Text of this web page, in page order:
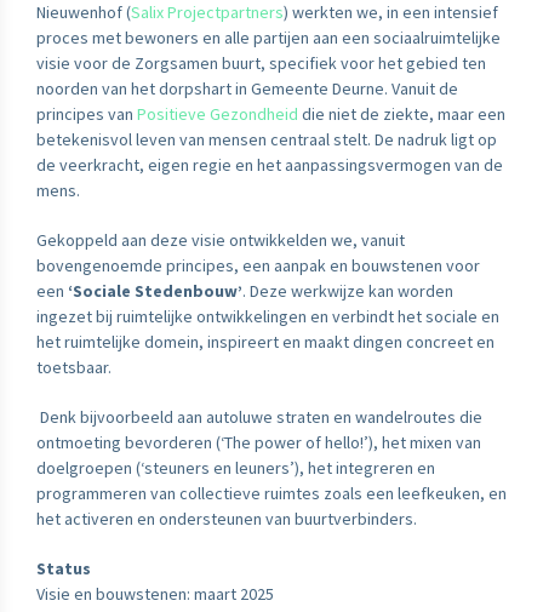
Nieuwenhof (Salix Projectpartners) werkten we, in een intensief
proces met bewoners en alle partijen aan een sociaalruimtelijke
visie voor de Zorgsamen buurt, specifiek voor het gebied ten
noorden van het dorpshart in Gemeente Deurne. Vanuit de
principes van Positieve Gezondheid die niet de ziekte, maar een
betekenisvol leven van mensen centraal stelt. De nadruk ligt op
de veerkracht, eigen regie en het aanpassingsvermogen van de
mens.
Gekoppeld aan deze visie ontwikkelden we, vanuit
bovengenoemde principes, een aanpak en bouwstenen voor
een ‘Sociale Stedenbouw’. Deze werkwijze kan worden
ingezet bij ruimtelijke ontwikkelingen en verbindt het sociale en
het ruimtelijke domein, inspireert en maakt dingen concreet en
toetsbaar.
Denk bijvoorbeeld aan autoluwe straten en wandelroutes die
ontmoeting bevorderen (‘The power of hello!’), het mixen van
doelgroepen (‘steuners en leuners’), het integreren en
programmeren van collectieve ruimtes zoals een leefkeuken, en
het activeren en ondersteunen van buurtverbinders.
Status
Visie en bouwstenen: maart 2025